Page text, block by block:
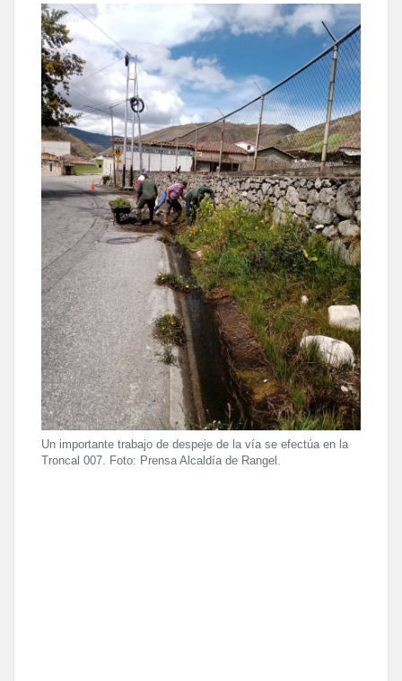
Un importante trabajo de despeje de la vía se efectúa en la
Troncal 007. Foto: Prensa Alcaldía de Rangel.